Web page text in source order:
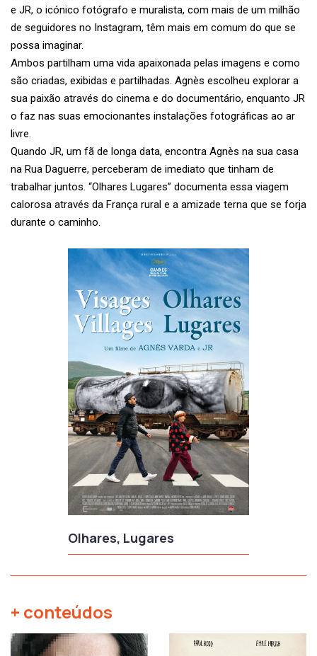
Olhares, Lugares
e JR, o icónico fotógrafo e muralista, com mais de um milhão
de seguidores no Instagram, têm mais em comum do que se
possa imaginar.
Ambos partilham uma vida apaixonada pelas imagens e como
são criadas, exibidas e partilhadas. Agnès escolheu explorar a
sua paixão através do cinema e do documentário, enquanto JR
o faz nas suas emocionantes instalações fotográficas ao ar
livre.
Quando JR, um fã de longa data, encontra Agnès na sua casa
na Rua Daguerre, perceberam de imediato que tinham de
trabalhar juntos. “Olhares Lugares” documenta essa viagem
calorosa através da França rural e a amizade terna que se forja
durante o caminho.
+ conteúdos